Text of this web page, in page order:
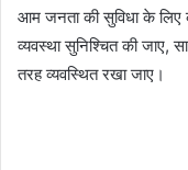
आम जनता की सुविधा के लिए
व्यवस्था सुनिश्चित की जाए,
तरह व्यवस्थित रखा जाए।